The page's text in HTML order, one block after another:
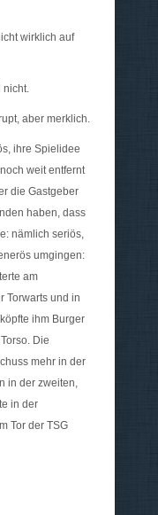
wirklich auf
nicht.
aber merklich.
ihre Spielidee
weit entfernt
die Gastgeber
haben, dass
nämlich seriös,
umgingen:
am
Torwarts und in
ihm Burger
Die
mehr in der
in der zweiten,
in der
Tor der TSG